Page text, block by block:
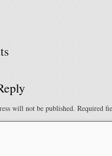
will not be published. Required